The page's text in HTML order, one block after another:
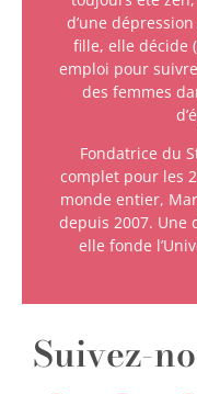
d’une
fille, elle décide
emploi pour
des femmes
Fondatrice du
complet pour les
monde entier,
depuis 2007. Une
elle fonde
Suivez-